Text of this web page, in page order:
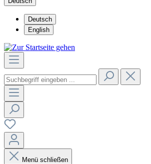
Deutsch
English
Menü schließen